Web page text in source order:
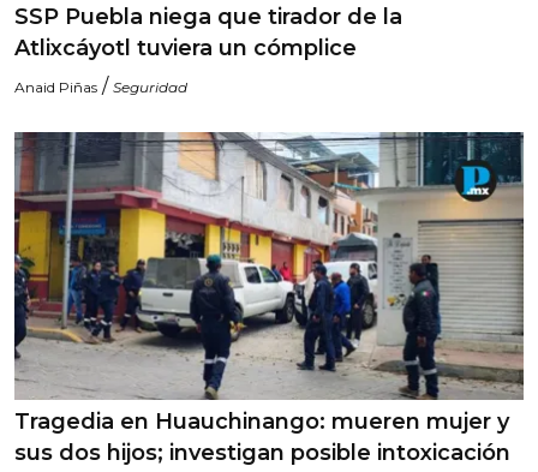
SSP Puebla niega que tirador de la
Atlixcáyotl tuviera un cómplice
Anaid Piñas / Seguridad
Tragedia en Huauchinango: mueren mujer y
sus dos hijos; investigan posible intoxicación